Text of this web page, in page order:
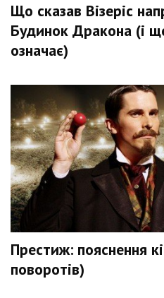
Що сказав Візеріс
Будинок Дракона (і
означає)
Престиж: пояснення
поворотів)